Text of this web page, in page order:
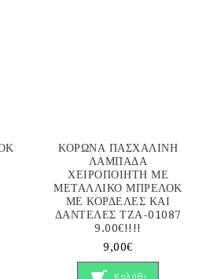
ΚΟΡΩΝΑ ΠΑΣΧΑΛΙΝΗ
ΛΑΜΠΑΔΑ
ΧΕΙΡΟΠΟΙΗΤΗ ΜΕ
ΜΕΤΑΛΛΙΚΟ ΜΠΡΕΛΟΚ
ΜΕ ΚΟΡΔΕΛΕΣ ΚΑΙ
ΔΑΝΤΕΛΕΣ ΤΖΑ-01087
9.00€!!!!
9,00€
Καλάθι